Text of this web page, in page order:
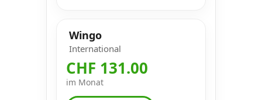
Wingo
International
CHF 131.00
im Monat